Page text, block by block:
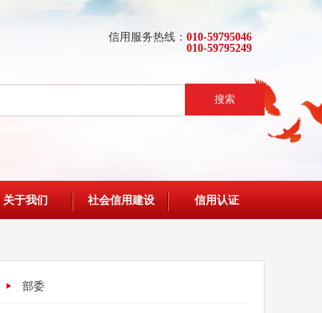
搜索
信用服务热线： 010-59795046
010-59795249
关于我们 社会信用建设 信用认证
部委